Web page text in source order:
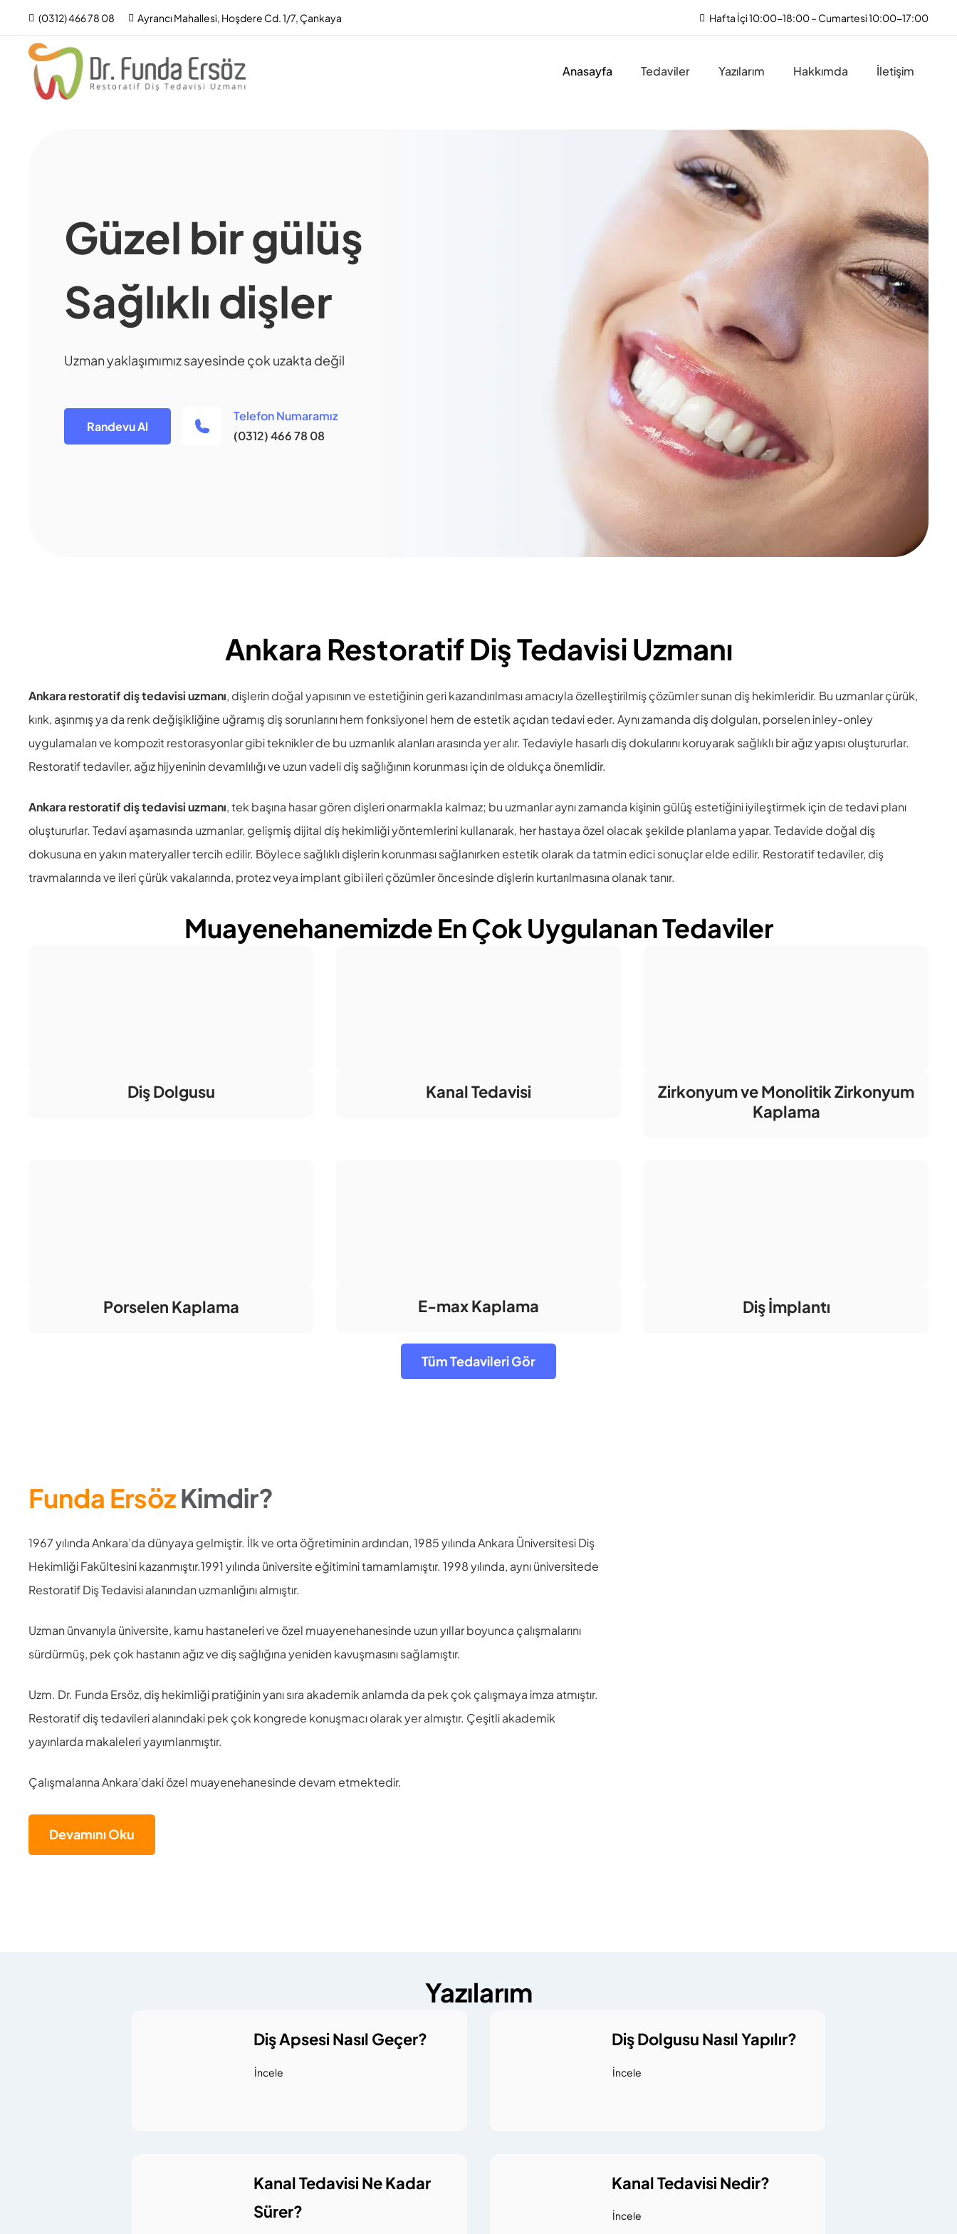
(0312) 466 78 08 Ayrancı Mahallesi, Hoşdere Cd. 1/7, Çankaya Hafta İçi 10:00-18:00 – Cumartesi 10:00-17:00
Anasayfa Tedaviler Yazılarım Hakkımda İletişim
Güzel bir gülüş
Sağlıklı dişler
Uzman yaklaşımımız sayesinde çok uzakta değil
Randevu Al
Telefon Numaramız
(0312) 466 78 08
Ankara Restoratif Diş Tedavisi Uzmanı
Ankara restoratif diş tedavisi uzmanı, dişlerin doğal yapısının ve estetiğinin geri kazandırılması amacıyla özelleştirilmiş çözümler sunan diş hekimleridir. Bu uzmanlar çürük,
kırık, aşınmış ya da renk değişikliğine uğramış diş sorunlarını hem fonksiyonel hem de estetik açıdan tedavi eder. Aynı zamanda diş dolguları, porselen inley-onley
uygulamaları ve kompozit restorasyonlar gibi teknikler de bu uzmanlık alanları arasında yer alır. Tedaviyle hasarlı diş dokularını koruyarak sağlıklı bir ağız yapısı oluştururlar.
Restoratif tedaviler, ağız hijyeninin devamlılığı ve uzun vadeli diş sağlığının korunması için de oldukça önemlidir.
Ankara restoratif diş tedavisi uzmanı, tek başına hasar gören dişleri onarmakla kalmaz; bu uzmanlar aynı zamanda kişinin gülüş estetiğini iyileştirmek için de tedavi planı
oluştururlar. Tedavi aşamasında uzmanlar, gelişmiş dijital diş hekimliği yöntemlerini kullanarak, her hastaya özel olacak şekilde planlama yapar. Tedavide doğal diş
dokusuna en yakın materyaller tercih edilir. Böylece sağlıklı dişlerin korunması sağlanırken estetik olarak da tatmin edici sonuçlar elde edilir. Restoratif tedaviler, diş
travmalarında ve ileri çürük vakalarında, protez veya implant gibi ileri çözümler öncesinde dişlerin kurtarılmasına olanak tanır.
Muayenehanemizde En Çok Uygulanan Tedaviler
Diş Dolgusu Kanal Tedavisi
Zirkonyum ve Monolitik Zirkonyum
Kaplama
Porselen Kaplama E-max Kaplama Diş İmplantı
Tüm Tedavileri Gör
Funda ErsözKimdir?
1967 yılında Ankara’da dünyaya gelmiştir. İlk ve orta öğretiminin ardından, 1985 yılında Ankara Üniversitesi Diş
Hekimliği Fakültesini kazanmıştır.1991 yılında üniversite eğitimini tamamlamıştır. 1998 yılında, aynı üniversitede
Restoratif Diş Tedavisi alanından uzmanlığını almıştır.
Uzman ünvanıyla üniversite, kamu hastaneleri ve özel muayenehanesinde uzun yıllar boyunca çalışmalarını
sürdürmüş, pek çok hastanın ağız ve diş sağlığına yeniden kavuşmasını sağlamıştır.
Uzm. Dr. Funda Ersöz, diş hekimliği pratiğinin yanı sıra akademik anlamda da pek çok çalışmaya imza atmıştır.
Restoratif diş tedavileri alanındaki pek çok kongrede konuşmacı olarak yer almıştır. Çeşitli akademik
yayınlarda makaleleri yayımlanmıştır.
Çalışmalarına Ankara’daki özel muayenehanesinde devam etmektedir.
Devamını Oku
Yazılarım
Diş Apsesi Nasıl Geçer?
İncele
Diş Dolgusu Nasıl Yapılır?
İncele
Kanal Tedavisi Ne Kadar
Sürer?
Kanal Tedavisi Nedir?
İncele